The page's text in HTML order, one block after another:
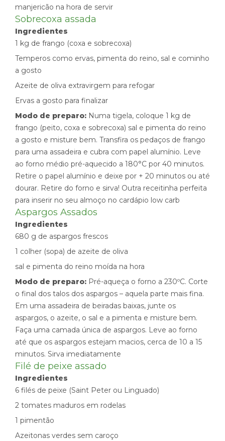
manjericão na hora de servir
Sobrecoxa assada
Ingredientes
1 kg de frango (coxa e sobrecoxa)
Temperos como ervas, pimenta do reino, sal e cominho
a gosto
Azeite de oliva extravirgem para refogar
Ervas a gosto para finalizar
Modo de preparo: Numa tigela, coloque 1 kg de
frango (peito, coxa e sobrecoxa) sal e pimenta do reino
a gosto e misture bem. Transfira os pedaços de frango
para uma assadeira e cubra com papel alumínio. Leve
ao forno médio pré-aquecido a 180°C por 40 minutos.
Retire o papel alumínio e deixe por + 20 minutos ou até
dourar. Retire do forno e sirva! Outra receitinha perfeita
para inserir no seu almoço no cardápio low carb
Aspargos Assados
Ingredientes
680 g de aspargos frescos
1 colher (sopa) de azeite de oliva
sal e pimenta do reino moída na hora
Modo de preparo: Pré-aqueça o forno a 230ºC. Corte
o final dos talos dos aspargos – aquela parte mais fina.
Em uma assadeira de beiradas baixas, junte os
aspargos, o azeite, o sal e a pimenta e misture bem.
Faça uma camada única de aspargos. Leve ao forno
até que os aspargos estejam macios, cerca de 10 a 15
minutos. Sirva imediatamente
Filé de peixe assado
Ingredientes
6 filés de peixe (Saint Peter ou Linguado)
2 tomates maduros em rodelas
1 pimentão
Azeitonas verdes sem caroço